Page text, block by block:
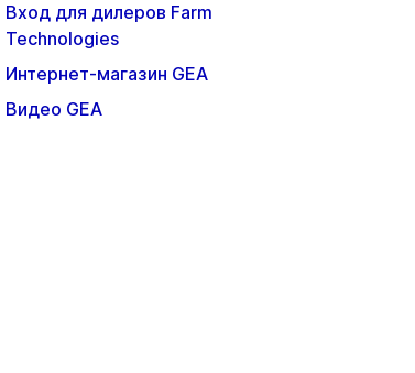
Вход для дилеров Farm
Technologies
Интернет-магазин GEA
Видео GEA